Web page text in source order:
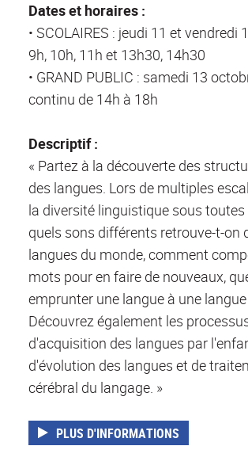
Dates et horaires :
• SCOLAIRES : jeudi 11 et vendredi
9h, 10h, 11h et 13h30, 14h30
• GRAND PUBLIC : samedi 13
continu de 14h à 18h
Descriptif :
« Partez à la découverte des
des langues. Lors de multiples
la diversité linguistique sous
quels sons différents retrouve-t-on
langues du monde, comment
mots pour en faire de nouveaux,
emprunter une langue à une
Découvrez également les
d'acquisition des langues par
d'évolution des langues et de
cérébral du langage. »
PLUS D'INFORMATIONS